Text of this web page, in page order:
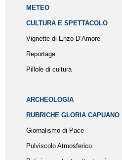
METEO
CULTURA E SPETTACOLO
Vignette di Enzo D’Amore
Reportage
Pillole di cultura
ARCHEOLOGIA
RUBRICHE GLORIA CAPUANO
Giornalismo di Pace
Pulviscolo Atmosferico